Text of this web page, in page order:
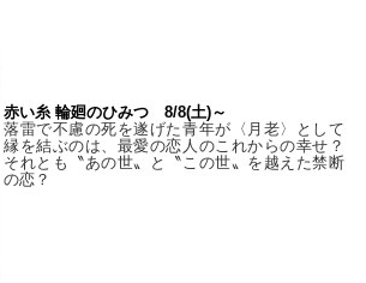
赤い糸 輪廻のひみつ 8/8(土)～
落雷で不慮の死を遂げた青年が〈月老〉として
縁を結ぶのは、最愛の恋人のこれからの幸せ？
それとも〝あの世〟と〝この世〟を越えた禁断
の恋？